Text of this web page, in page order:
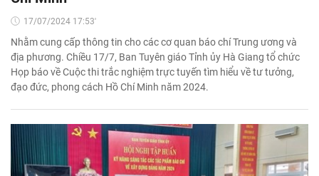
17/07/2024 17:53'
Nhằm cung cấp thông tin cho các cơ quan báo chí Trung ương và
địa phương. Chiều 17/7, Ban Tuyên giáo Tỉnh ủy Hà Giang tổ chức
Họp báo về Cuộc thi trắc nghiệm trực tuyến tìm hiểu về tư tưởng,
đạo đức, phong cách Hồ Chí Minh năm 2024.